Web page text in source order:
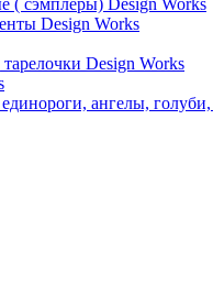
( сэмплеры) Design Works
Design Works
Design Works
ангелы,